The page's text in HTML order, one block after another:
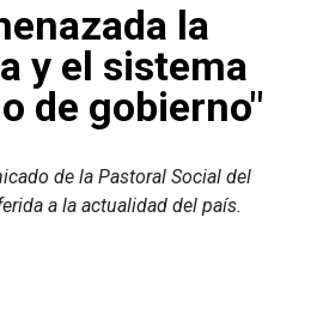
la
y el sistema
de gobierno"
de la Pastoral Social del
a la actualidad del país.